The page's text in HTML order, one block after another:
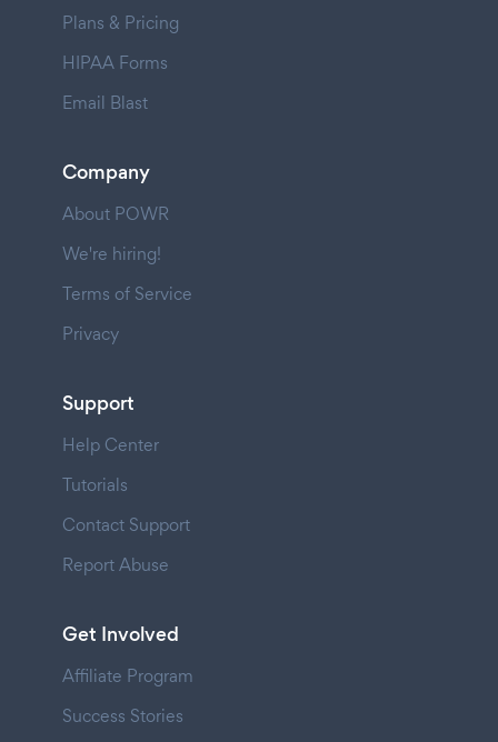
Plans & Pricing
HIPAA Forms
Email Blast
Company
About POWR
We're hiring!
Terms of Service
Privacy
Support
Help Center
Tutorials
Contact Support
Report Abuse
Get Involved
Affiliate Program
Success Stories